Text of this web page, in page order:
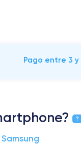
Pago entre 3
?